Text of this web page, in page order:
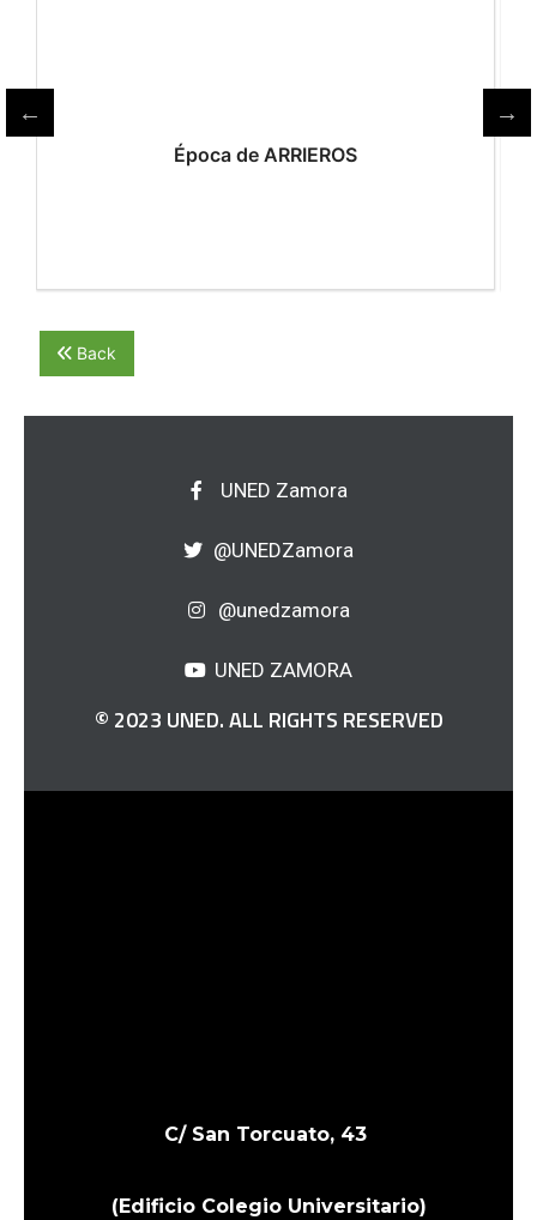
Época de ARRIEROS
Back
UNED Zamora
@UNEDZamora
@unedzamora
UNED ZAMORA
© 2023 UNED. ALL RIGHTS RESERVED
C/ San Torcuato, 43
(Edificio Colegio Universitario)